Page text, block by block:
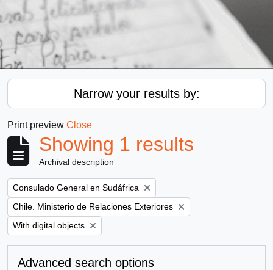
Narrow your results by:
Print preview Close
Showing 1 results
Archival description
Remove filter:
Consulado General en Sudáfrica
Remove filter:
Chile. Ministerio de Relaciones Exteriores
Remove filter:
With digital objects
Advanced search options